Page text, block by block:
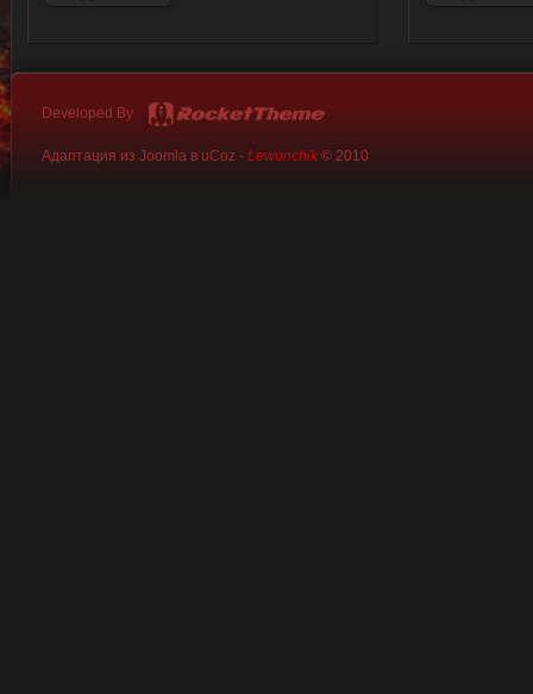
Developed By
Адаптация из Joomla в uCoz - Lewonchik© 2010